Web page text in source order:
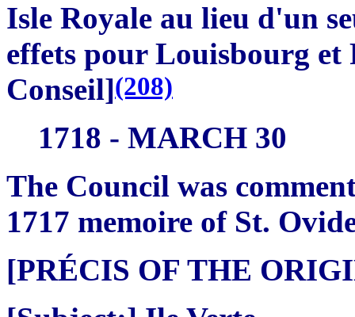
Isle Royale au lieu d'un
effets pour Louisbourg et
Conseil](208)
1718 - MARCH 30
The Council was
1717 memoire of St.
[PRÉCIS OF THE